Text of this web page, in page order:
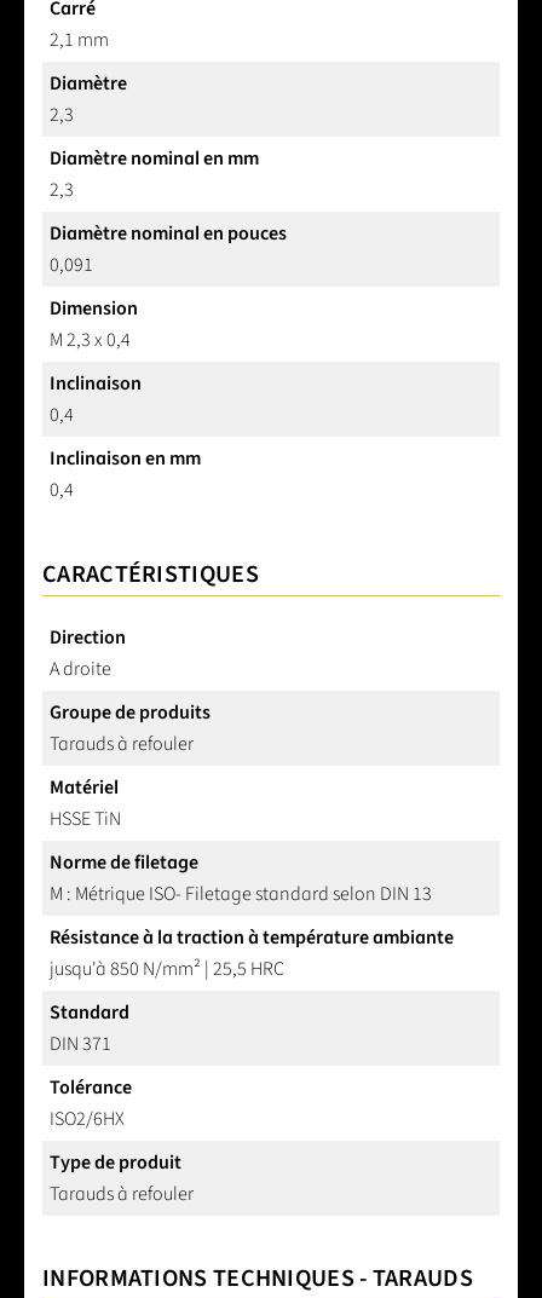
Carré
2,1 mm
Diamètre
2,3
Diamètre nominal en mm
2,3
Diamètre nominal en pouces
0,091
Dimension
M 2,3 x 0,4
Inclinaison
0,4
Inclinaison en mm
0,4
CARACTÉRISTIQUES
Direction
A droite
Groupe de produits
Tarauds à refouler
Matériel
HSSE TiN
Norme de filetage
M : Métrique ISO- Filetage standard selon DIN 13
Résistance à la traction à température ambiante
jusqu'à 850 N/mm² | 25,5 HRC
Standard
DIN 371
Tolérance
ISO2/6HX
Type de produit
Tarauds à refouler
INFORMATIONS TECHNIQUES - TARAUDS